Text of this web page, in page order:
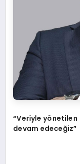
“Veriyle yönetilen
devam edeceğiz”